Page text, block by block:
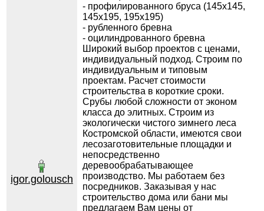
igor.golousch
- профилированного бруса (145х145,
145х195, 195х195)
- рубленного бревна
- оцилиндрованного бревна
Широкий выбор проектов с ценами,
индивидуальный подход. Строим по
индивидуальным и типовым
проектам. Расчет стоимости
строительства в короткие сроки.
Срубы любой сложности от эконом
класса до элитных. Строим из
экологически чистого зимнего леса
Костромской области, имеются свои
лесозаготовительные площадки и
непосредственно
деревообрабатывающее
производство. Мы работаем без
посредников. Заказывая у нас
строительство дома или бани мы
предлагаем Вам цены от